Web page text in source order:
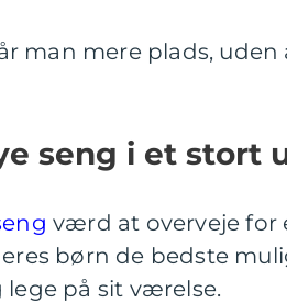
man mere plads,
seng i et stort
værd at overveje for
børn de bedste
lege på sit værelse.